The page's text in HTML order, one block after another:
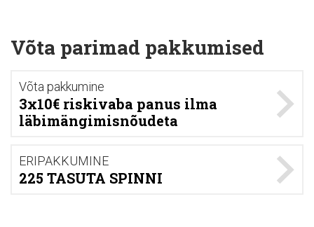
Võta parimad pakkumised
Võta pakkumine
3x10€ riskivaba panus ilma
läbimängimisnõudeta
ERIPAKKUMINE
225 TASUTA SPINNI